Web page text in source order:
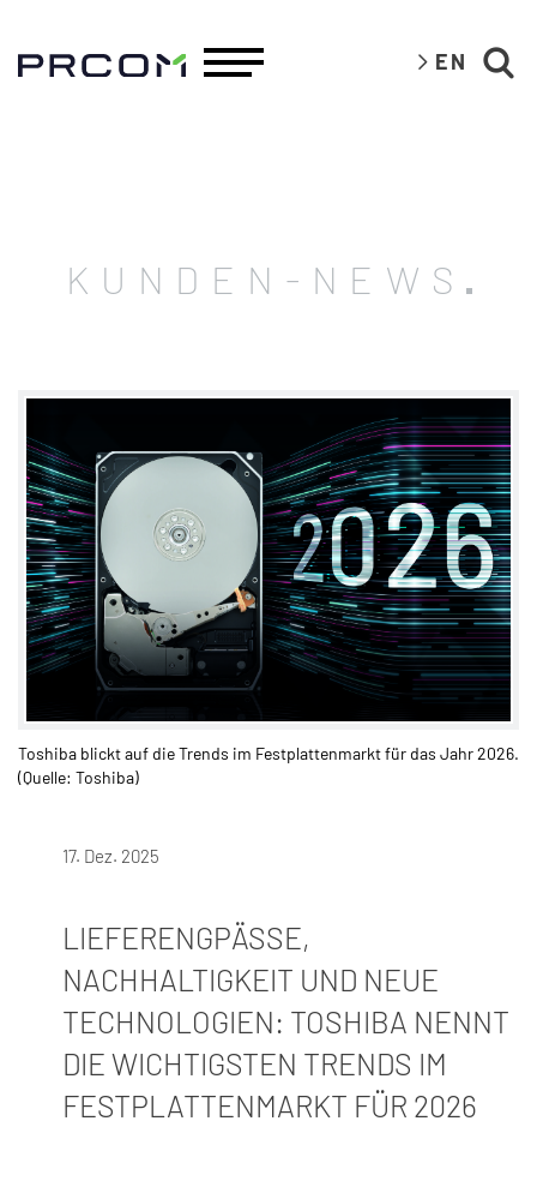
EN
KUNDEN-NEWS
Toshiba blickt auf die Trends im Festplattenmarkt für das Jahr 2026.
(Quelle: Toshiba)
17. Dez. 2025
LIEFERENGPÄSSE,
NACHHALTIGKEIT UND NEUE
TECHNOLOGIEN: TOSHIBA NENNT
DIE WICHTIGSTEN TRENDS IM
FESTPLATTENMARKT FÜR 2026